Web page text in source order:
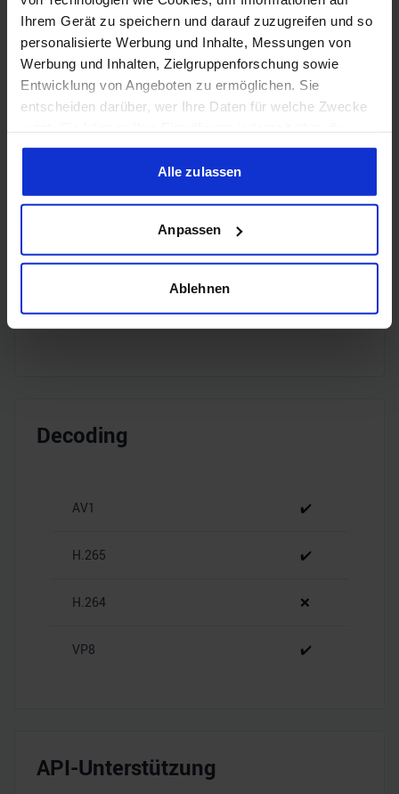
Ihrem Gerät zu speichern und darauf zuzugreifen und so
personalisierte Werbung und Inhalte, Messungen von
Werbung und Inhalten, Zielgruppenforschung sowie
Entwicklung von Angeboten zu ermöglichen. Sie
entscheiden darüber, wer Ihre Daten für welche Zwecke
Cookie-Erklärung oder durch Klicken auf das Privacy
Trigger Symbol ändern oder widerrufen
Informationen über Ihre geografische Lage erfassen,
welche bis auf einige Meter genau sein können
Ihr Gerät durch aktives Scannen nach bestimmten
Erfahren Sie mehr darüber, wie Ihre persönlichen Daten
personalisieren, Funktionen für soziale Medien anbieten
weiteren Daten zusammen, die Sie ihnen bereitgestellt
gesammelt haben.
Alle zulassen
Anpassen
Ablehnen
DisplayPort
3x
DisplayPort
2.1b
Encoding
H.265 ✔️
H.264 ✔️
Decoding
AV1 ✔️
H.265 ✔️
H.264 ❌
VP8 ✔️
API-Unterstützung